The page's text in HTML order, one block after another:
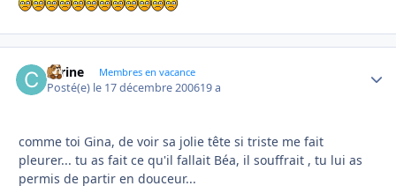
carine Membres en vacance
Posté(e) le 17 décembre 200619 a
comme toi Gina, de voir sa jolie tête si triste me fait
pleurer... tu as fait ce qu'il fallait Béa, il souffrait , tu lui as
permis de partir en douceur...